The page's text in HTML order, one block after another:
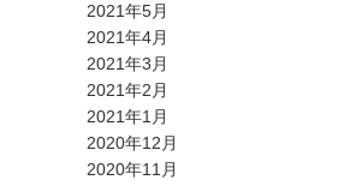
2021年5月
2021年4月
2021年3月
2021年2月
2021年1月
2020年12月
2020年11月